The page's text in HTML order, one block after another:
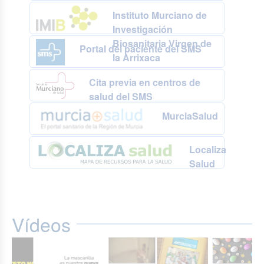
Instituto Murciano de
Investigación
Biosanitaria Virgen de
la Arrixaca
Portal del paciente del SMS
Cita previa en centros de
salud del SMS
MurciaSalud
Localiza
Salud
Vídeos